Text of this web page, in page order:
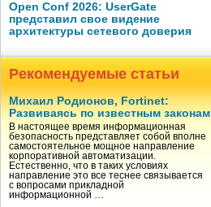
Open Conf 2026: UserGate
представил свое видение
архитектуры сетевого доверия
Рекомендуемые статьи
Михаил Родионов, Fortinet:
Развиваясь по известным законам
В настоящее время информационная
безопасность представляет собой вполне
самостоятельное мощное направление
корпоративной автоматизации.
Естественно, что в таких условиях
направление это все теснее связывается
с вопросами прикладной
информационной …